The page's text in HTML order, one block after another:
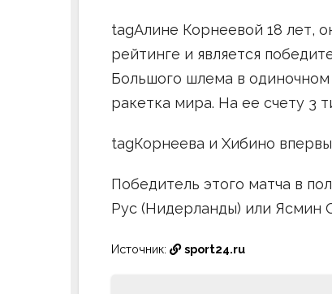
tagАлине Корнеевой 18 лет,
рейтинге и является
Большого шлема в одиночном
ракетка мира. На ее счету 3
tagКорнеева и Хибино
Победитель этого матча в
Рус (Нидерланды) или Ясмин
Источник: sport24.ru